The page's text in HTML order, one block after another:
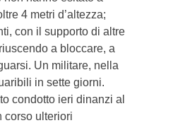
4 metri d’altezza;
con il supporto di altre
a bloccare, a
Un militare, nella
in sette giorni.
condotto ieri dinanzi al
corso ulteriori